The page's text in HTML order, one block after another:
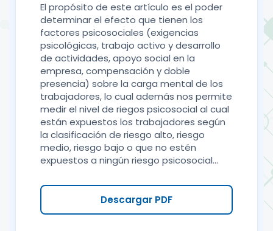
El propósito de este artículo es el poder
determinar el efecto que tienen los
factores psicosociales (exigencias
psicológicas, trabajo activo y desarrollo
de actividades, apoyo social en la
empresa, compensación y doble
presencia) sobre la carga mental de los
trabajadores, lo cual además nos permite
medir el nivel de riegos psicosocial al cual
están expuestos los trabajadores según
la clasificación de riesgo alto, riesgo
medio, riesgo bajo o que no estén
expuestos a ningún riesgo psicosocial...
Descargar PDF